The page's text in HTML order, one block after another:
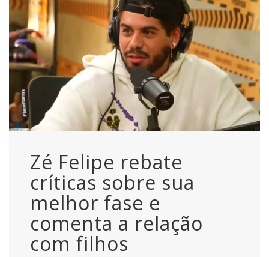
Zé Felipe rebate
críticas sobre sua
melhor fase e
comenta a relação
com filhos